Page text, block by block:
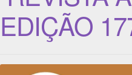
EDIÇÃO